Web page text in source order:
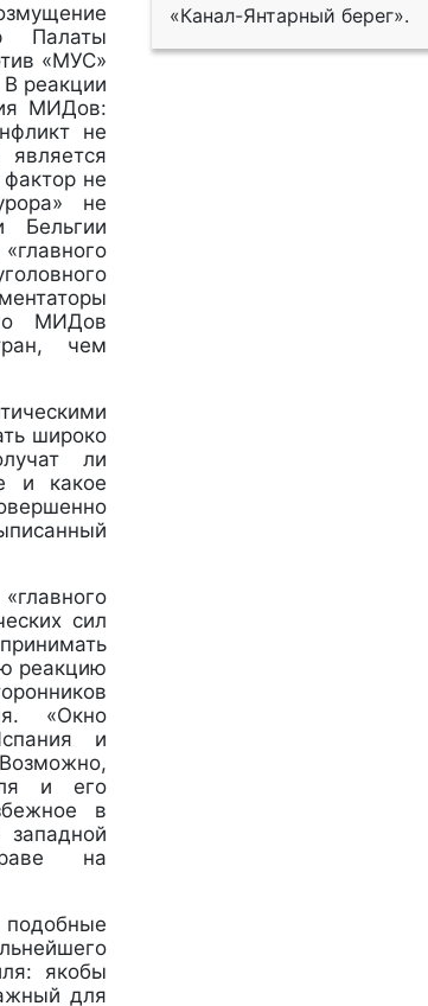
«Канал-Янтарный берег».
Палаты
«МУС»
реакции
МИДов:
не
не
не
Бельгии
МИДов
чем
широко
ли
и какое
сил
реакцию
«Окно
и
и его
в
на
якобы
для